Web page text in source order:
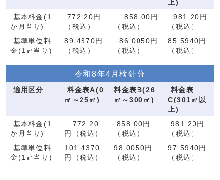
上)
基本料金(1
か月当り)
772.20円
（税込）
858.00円
（税込）
981.20円
（税込）
基準単位料
金(1㎥当り)
89.4370円
（税込）
86.0050円
（税込）
85.5940円
（税込）
令和8年4月検針分
適用区分
料金表A(0
㎥～25㎥)
料金表B(26
㎥～300㎥)
料金表
C(301㎥以
上)
基本料金(1
か月当り)
772.20
円（税込）
858.00円
（税込）
981.20円
（税込）
基準単位料
金(1㎥当り)
101.4370
円（税込）
98.0050円
（税込）
97.5940円
（税込）